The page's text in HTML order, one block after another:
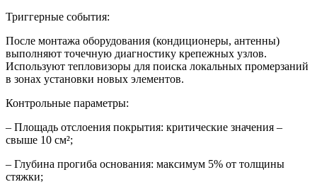
Триггерные события:
После монтажа оборудования (кондиционеры, антенны)
выполняют точечную диагностику крепежных узлов.
Используют тепловизоры для поиска локальных промерзаний
в зонах установки новых элементов.
Контрольные параметры:
– Площадь отслоения покрытия: критические значения –
свыше 10 см²;
– Глубина прогиба основания: максимум 5% от толщины
стяжки;